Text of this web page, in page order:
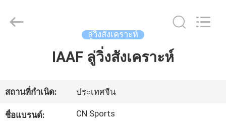
สินค้า
Materials
ลู่วิ่งสังเคราะห์
IAAF ลู่วิ่งสังเคราะห์
สถานที่กำเนิด: ประเทศจีน
ชื่อแบรนด์: CN Sports